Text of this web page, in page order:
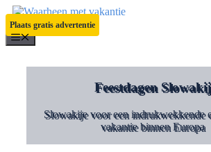
Ga
naar
de
inhoud
Plaats gratis advertentie
Menu
Feestdagen
Slowakije voor een indrukwekkende
vakantie binnen Europa